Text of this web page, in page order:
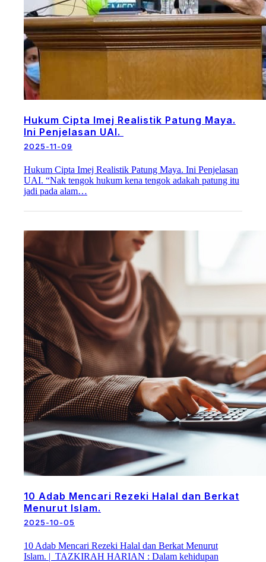
Hukum Cipta Imej Realistik Patung Maya.
Ini Penjelasan UAI.
2025-11-09
Hukum Cipta Imej Realistik Patung Maya. Ini Penjelasan
UAI. “Nak tengok hukum kena tengok adakah patung itu
jadi pada alam…
10 Adab Mencari Rezeki Halal dan Berkat
Menurut Islam.
2025-10-05
10 Adab Mencari Rezeki Halal dan Berkat Menurut
Islam. | TAZKIRAH HARIAN : Dalam kehidupan